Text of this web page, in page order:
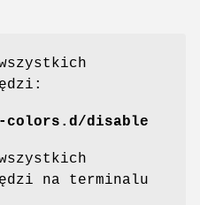
disable
na terminalu